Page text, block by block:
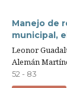
Manejo de
municipal,
Leonor
Alemán
52 - 83